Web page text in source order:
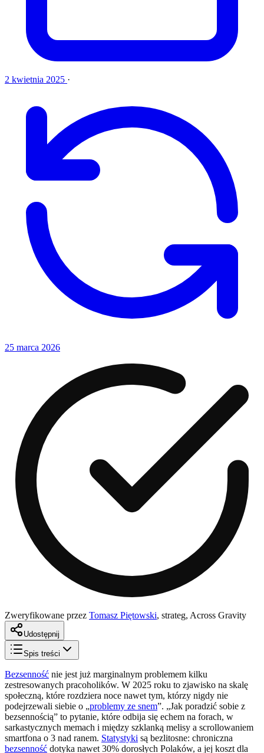
2 kwietnia 2025 ·
25 marca 2026
Zweryfikowane przez Tomasz Piętowski, strateg, Across Gravity
Udostępnij
Spis treści
Bezsenność nie jest już marginalnym problemem kilku
zestresowanych pracoholików. W 2025 roku to zjawisko na skalę
społeczną, które rozdziera noce nawet tym, którzy nigdy nie
podejrzewali siebie o „problemy ze snem”. „Jak poradzić sobie z
bezsennością” to pytanie, które odbija się echem na forach, w
sarkastycznych memach i między szklanką melisy a scrollowaniem
smartfona o 3 nad ranem. Statystyki są bezlitosne: chroniczna
bezsenność dotyka nawet 30% dorosłych Polaków, a jej koszt dla